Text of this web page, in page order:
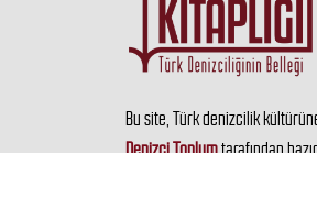
Bu site, Türk denizcilik
Denizci Toplumtarafından